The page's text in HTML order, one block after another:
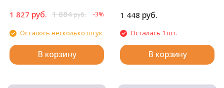
стилус, воск, маркированные
пакетики со стразами. Cтразы
квадратные: 12 цветов
1 827 руб. 1 884руб. -3%
Осталось несколько штук
В корзину
1 448 руб.
Осталась 1 шт.
В корзину